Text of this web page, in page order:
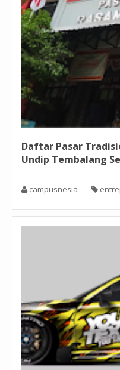
Daftar Pasar
Undip Tembalang
campusnesia